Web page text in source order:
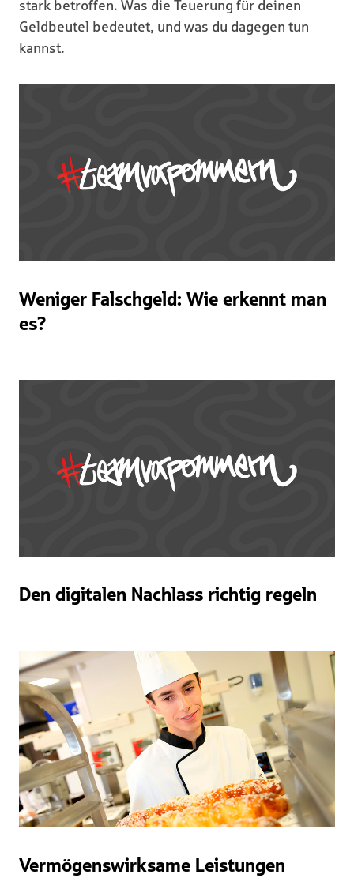
stark betroffen. Was die Teuerung für deinen
Geldbeutel bedeutet, und was du dagegen tun
kannst.
Weniger Falschgeld: Wie erkennt man
es?
Den digitalen Nachlass richtig regeln
Vermögenswirksame Leistungen